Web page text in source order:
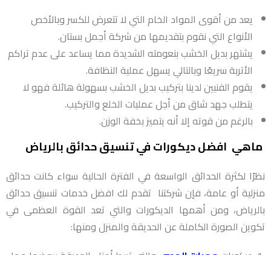
يعد من أقوى المواد الخام التي لا تتعرض للكسر وبالأخص
الأنواع التي نقوم بتقديمها من شركة أجمل بستان.
يشتهر بديل الخشب بنعومته الشديدة مما يساعد على عدم تراكم
الأتربة سريعًا وبالتالي يسهل عملية النظافة.
يقوم الفنيين لدينا بتركيب بديل الخشب بسهولة هائلة فهو لا
يتطلب جهد شاق من أجل عمليات الخلع والتركيب.
بالرغم من قوته إلا أنه يتميز بخفة الوزن.
ماهي افضل ديكورات في تنسيق حدائق بالرياض
نظرًا لكثرة الحدائق الواسعة في الفترة الحالية سواء كانت حدائق
منزلية أو عامة، فإن شركتنا تقدم لك افضل خدمات تنسيق حدائق
بالرياض، ومن أهمها الديكورات والتي تعد القوة العظمى في
تكوين الصورة الكاملة عن الحديقة والمنزل ومنها: